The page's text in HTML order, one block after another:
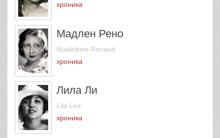
хроника
Мадлен Рено
Madeleine Renaud
хроника
Лила Ли
Lila Lee
хроника